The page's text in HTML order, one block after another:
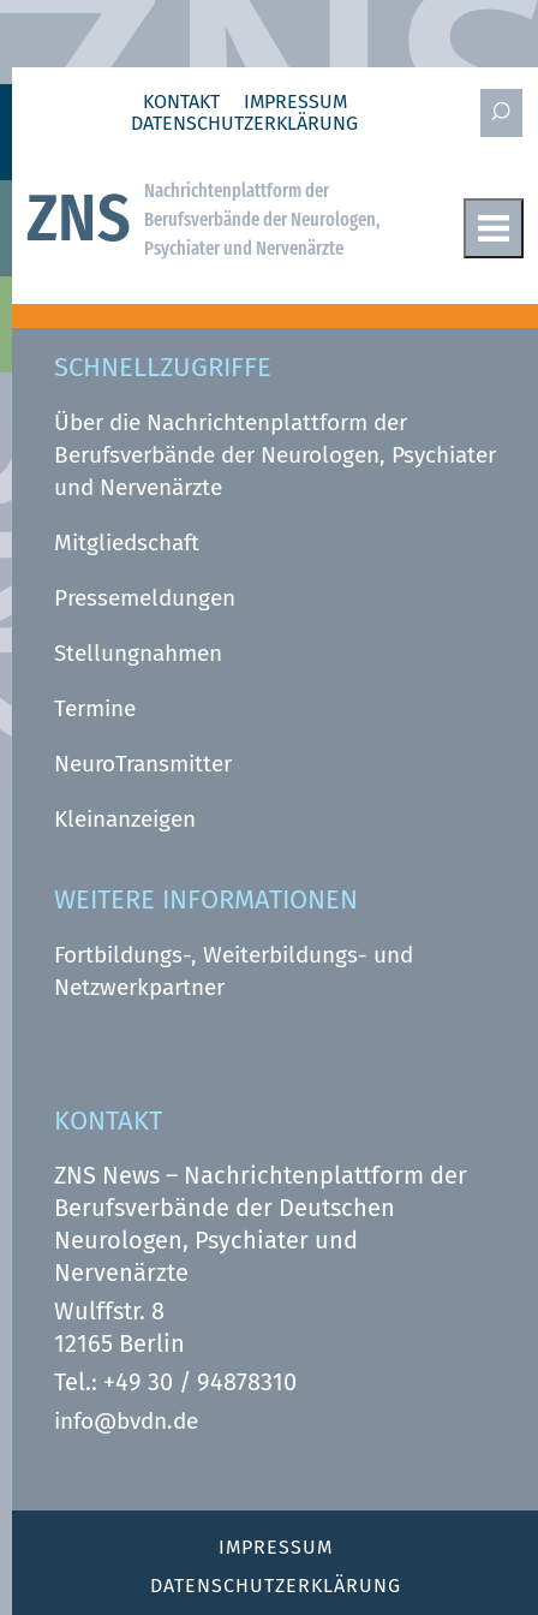
KONTAKT
IMPRESSUM
DATENSCHUTZ­ERKLÄRUNG
ZNS
Nachrichtenplattform der
Berufsverbände der Neurologen,
Psychiater und Nervenärzte
SCHNELLZUGRIFFE
Über die Nachrichtenplattform der
Berufsverbände der Neurologen, Psychiater
und Nervenärzte
Mitgliedschaft
Pressemeldungen
Stellungnahmen
Termine
NeuroTransmitter
Kleinanzeigen
WEITERE INFORMATIONEN
Fortbildungs-, Weiterbildungs- und
Netzwerkpartner
KONTAKT
ZNS News – Nachrichtenplattform der
Berufsverbände der Deutschen
Neurologen, Psychiater und
Nervenärzte
Wulffstr. 8
12165 Berlin
Tel.: +49 30 / 94878310
info@bvdn.de
IMPRESSUM
DATENSCHUTZ­ERKLÄRUNG